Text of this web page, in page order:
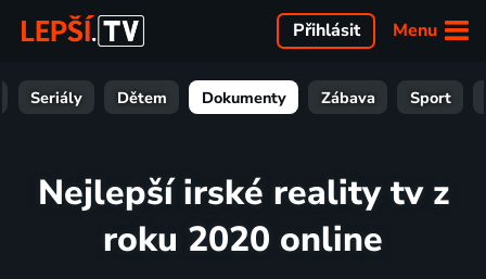
Menu
Přihlásit
Seriály Dětem Dokumenty Zábava Sport
Nejlepší irské reality tv z
roku 2020 online